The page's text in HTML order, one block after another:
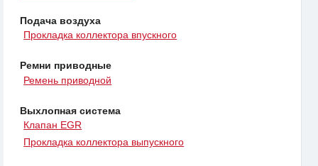
Подача воздуха
Прокладка коллектора впускного
Ремни приводные
Ремень приводной
Выхлопная система
Клапан EGR
Прокладка коллектора выпускного